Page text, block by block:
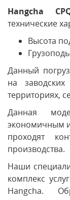
Hangcha
технические
Высота
Данный
на
территориях,
Данная
экономичным
проходят
производства.
Наши
комплекс
Hangcha.